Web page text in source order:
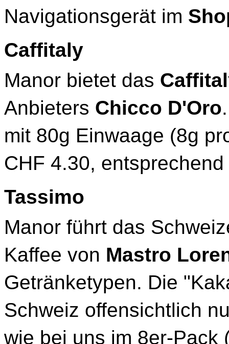
Navigationsgerät im
Caffitaly
Manor bietet das
Anbieters Chicco D'Oro
mit 80g Einwaage (8g
CHF 4.30,
Tassimo
Manor führt das
Kaffee von Mastro
Getränketypen. Die
Schweiz offensichtlich
wie bei uns im 8er-Pack